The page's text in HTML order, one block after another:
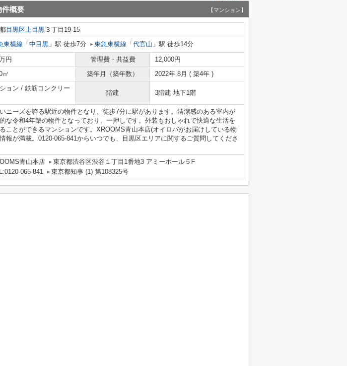
件概要 【マンション】
目黒区上目黒 ３丁目19-15
東横線 「 中目黒 」駅 徒歩7分 東急東横線 「 代官山 」駅 徒歩14分
円 管理費・共益費
12,000円
㎡ 築年月（築年数） 2022年 8月 ( 築4年 )
ョン / 鉄筋コンクリー
階建 3階建 地下1階
ニーズを誇る駅近の物件となり、徒歩7分に駅があります。清潔感のある室内が
な令和4年築の物件となっており、一押しです。外装もおしゃれで快適な生活を
ことができるマンションです。XROOMS青山本店(オイロバがお届けしている物
報が満載。0120-065-841からいつでも、目黒区エリアに関するご質問してくださ
青山本店
東京都渋谷区渋谷１丁目1番地3 アミーホール５F
065-841
東京都知事 (1) 第108325号